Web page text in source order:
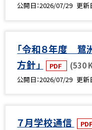
公開日 2026/07/29 更新
「令和８年度
方針」
PDF (530
公開日 2026/07/29 更新
７月学校通信 PDF